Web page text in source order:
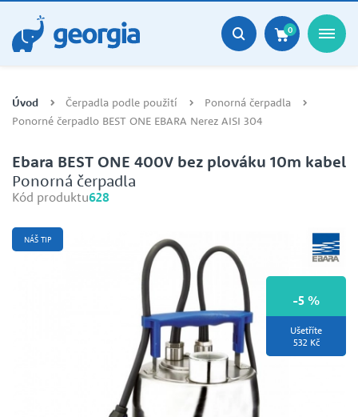
0
Úvod Čerpadla podle použití
Ponorná čerpadla
Ponorné čerpadlo BEST ONE EBARA Nerez AISI 304
Ebara BEST ONE 400V bez plováku 10m kabel
Ponorná čerpadla
Kód produktu628
-5 %
Ušetříte
532 Kč
NÁŠ TIP